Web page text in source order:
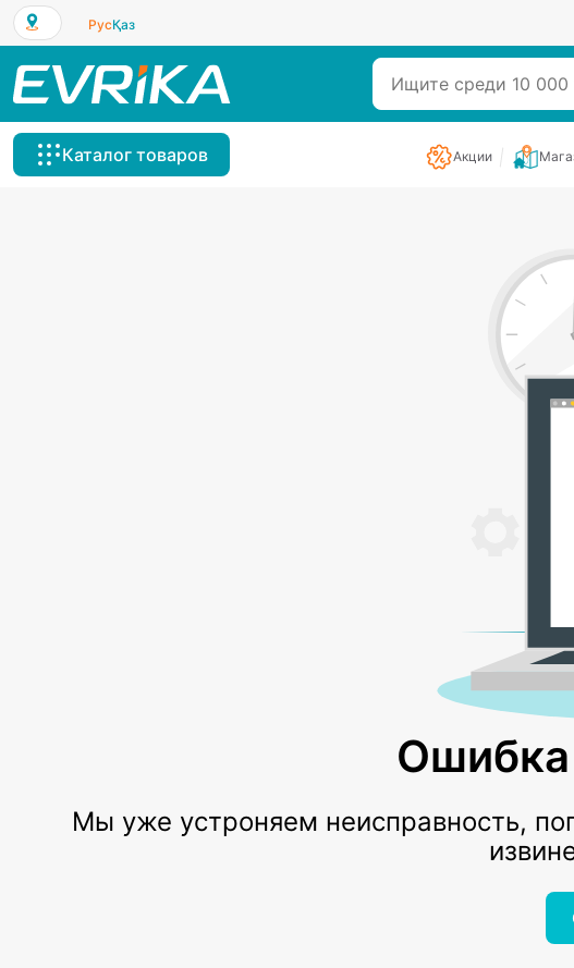
РусҚаз
Каталог товаров Акции
Ошибка
Мы уже устроняем неисправность,